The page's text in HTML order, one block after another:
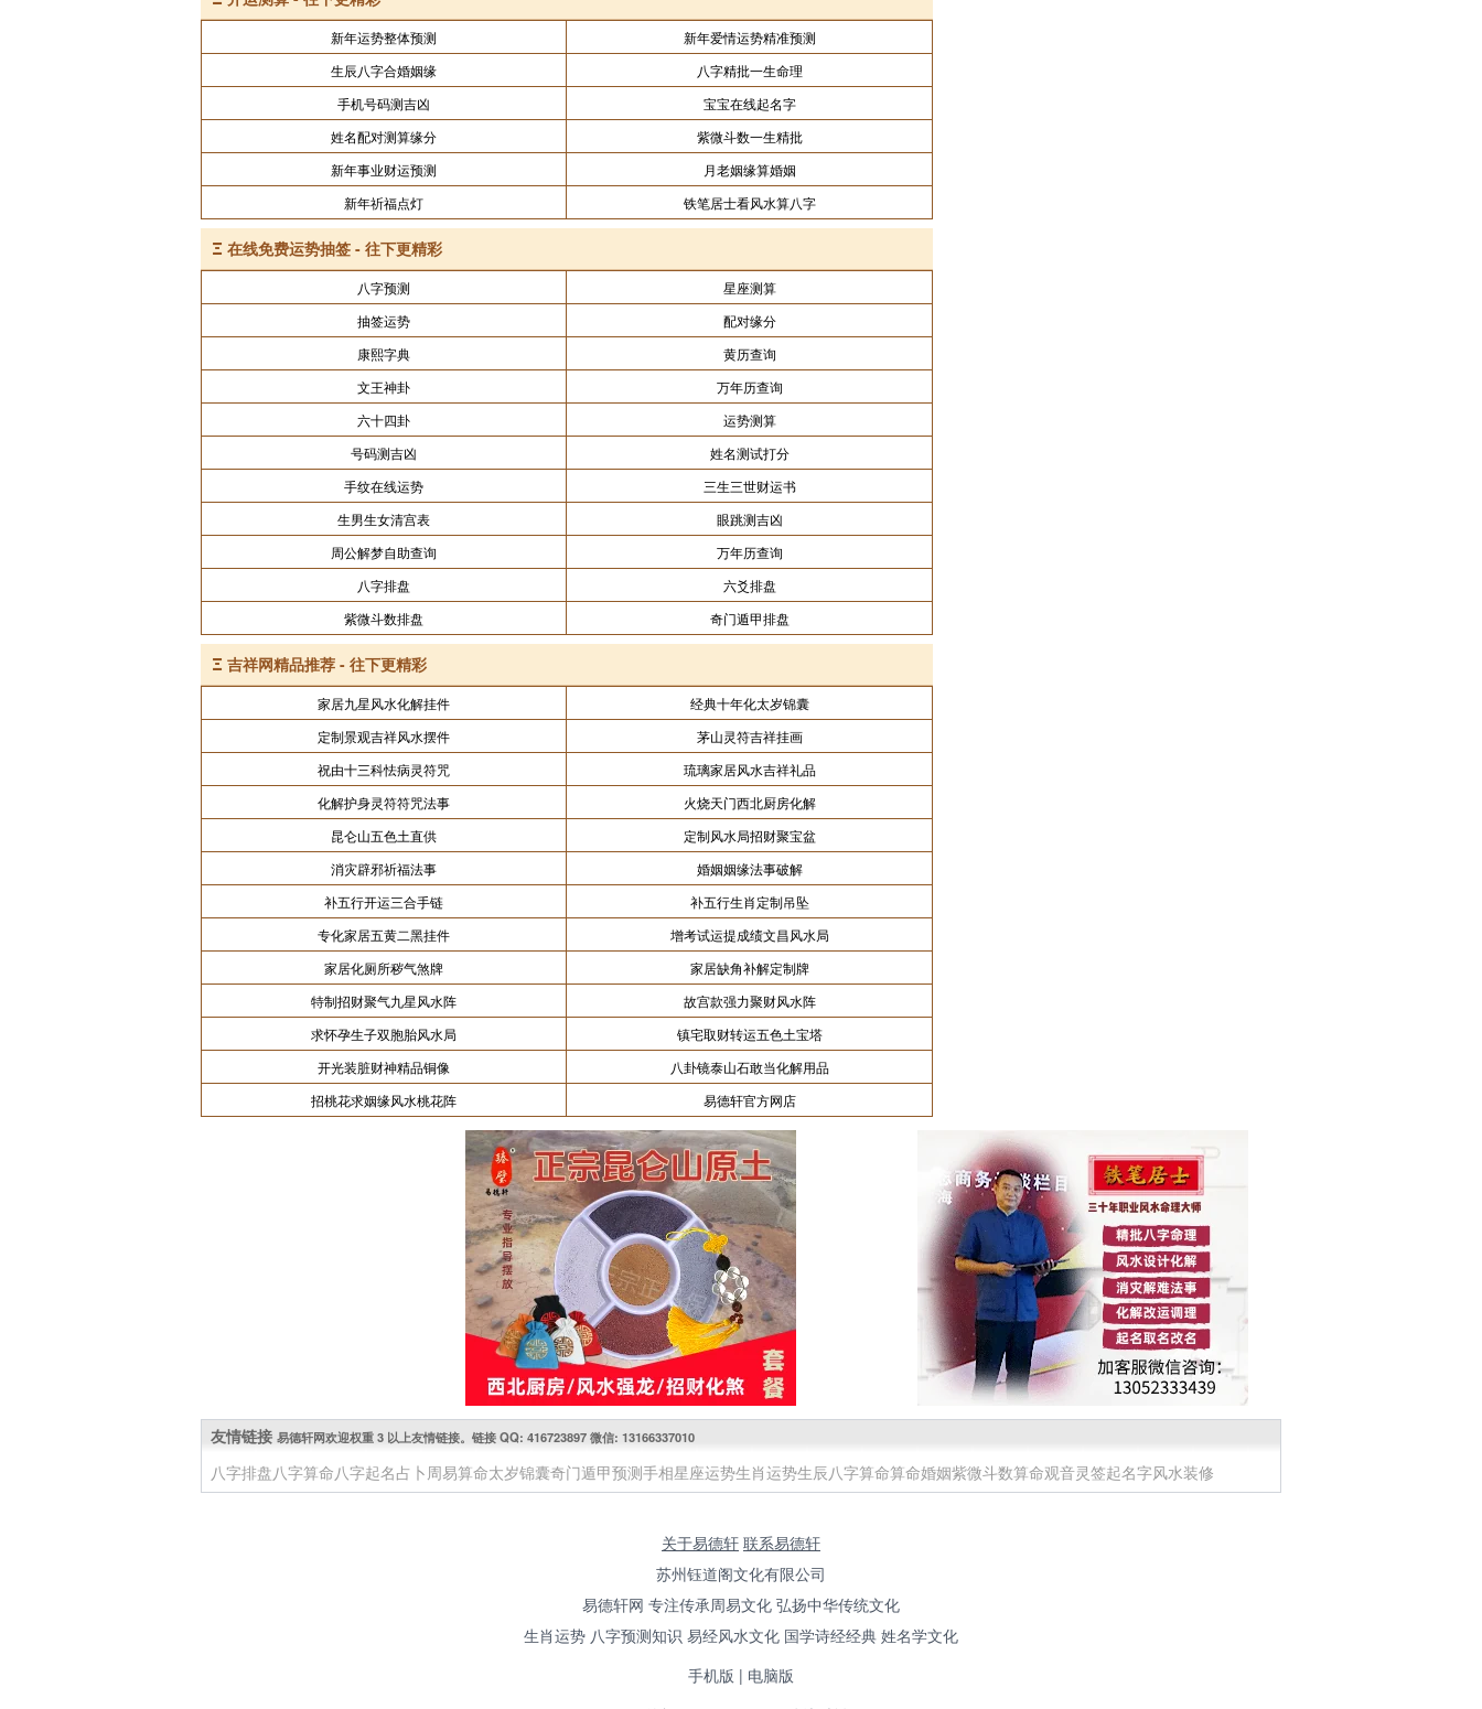
新年运势整体预测
新年爱情运势精准预测
生辰八字合婚姻缘
八字精批一生命理
手机号码测吉凶
宝宝在线起名字
姓名配对测算缘分
紫微斗数一生精批
新年事业财运预测
月老姻缘算婚姻
新年祈福点灯
铁笔居士看风水算八字
Ξ 在线免费运势抽签 - 往下更精彩
八字预测
星座测算
抽签运势
配对缘分
康熙字典
黄历查询
文王神卦
万年历查询
六十四卦
运势测算
号码测吉凶
姓名测试打分
手纹在线运势
三生三世财运书
生男生女清宫表
眼跳测吉凶
周公解梦自助查询
万年历查询
八字排盘
六爻排盘
紫微斗数排盘
奇门遁甲排盘
Ξ 吉祥网精品推荐 - 往下更精彩
家居九星风水化解挂件
经典十年化太岁锦囊
定制景观吉祥风水摆件
茅山灵符吉祥挂画
祝由十三科怯病灵符咒
琉璃家居风水吉祥礼品
化解护身灵符符咒法事
火烧天门西北厨房化解
昆仑山五色土直供
定制风水局招财聚宝盆
消灾辟邪祈福法事
婚姻姻缘法事破解
补五行开运三合手链
补五行生肖定制吊坠
专化家居五黄二黑挂件
增考试运提成绩文昌风水局
家居化厕所秽气煞牌
家居缺角补解定制牌
特制招财聚气九星风水阵
故宫款强力聚财风水阵
求怀孕生子双胞胎风水局
镇宅取财转运五色土宝塔
开光装脏财神精品铜像
八卦镜泰山石敢当化解用品
招桃花求姻缘风水桃花阵
易德轩官方网店
友情链接 易德轩网欢迎权重 3 以上友情链接。链接 QQ: 416723897 微信: 13166337010
八字排盘八字算命八字起名占卜周易算命太岁锦囊奇门遁甲预测手相星座运势生肖运势生辰八字算命算命婚姻紫微斗数算命观音灵签起名字风水装修
关于易德轩 联系易德轩
苏州钰道阁文化有限公司
易德轩网 专注传承周易文化 弘扬中华传统文化
生肖运势 八字预测知识 易经风水文化 国学诗经经典 姓名学文化
手机版 | 电脑版